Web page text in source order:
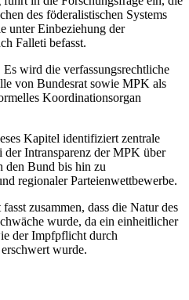
des föderalistischen Systems
unter Einbeziehung der
Falleti befasst.
Es wird die verfassungsrechtliche
von Bundesrat sowie MPK als
Koordinationsorgan
Kapitel identifiziert zentrale
der Intransparenz der MPK über
den Bund bis hin zu
regionaler Parteienwettbewerbe.
zusammen, dass die Natur des
wurde, da ein einheitlicher
der Impfpflicht durch
wurde.